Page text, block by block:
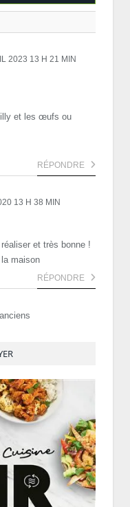
2023 13 H 21 MIN
et les œufs ou
RÉPONDRE
13 H 38 MIN
et très bonne !
maison
RÉPONDRE